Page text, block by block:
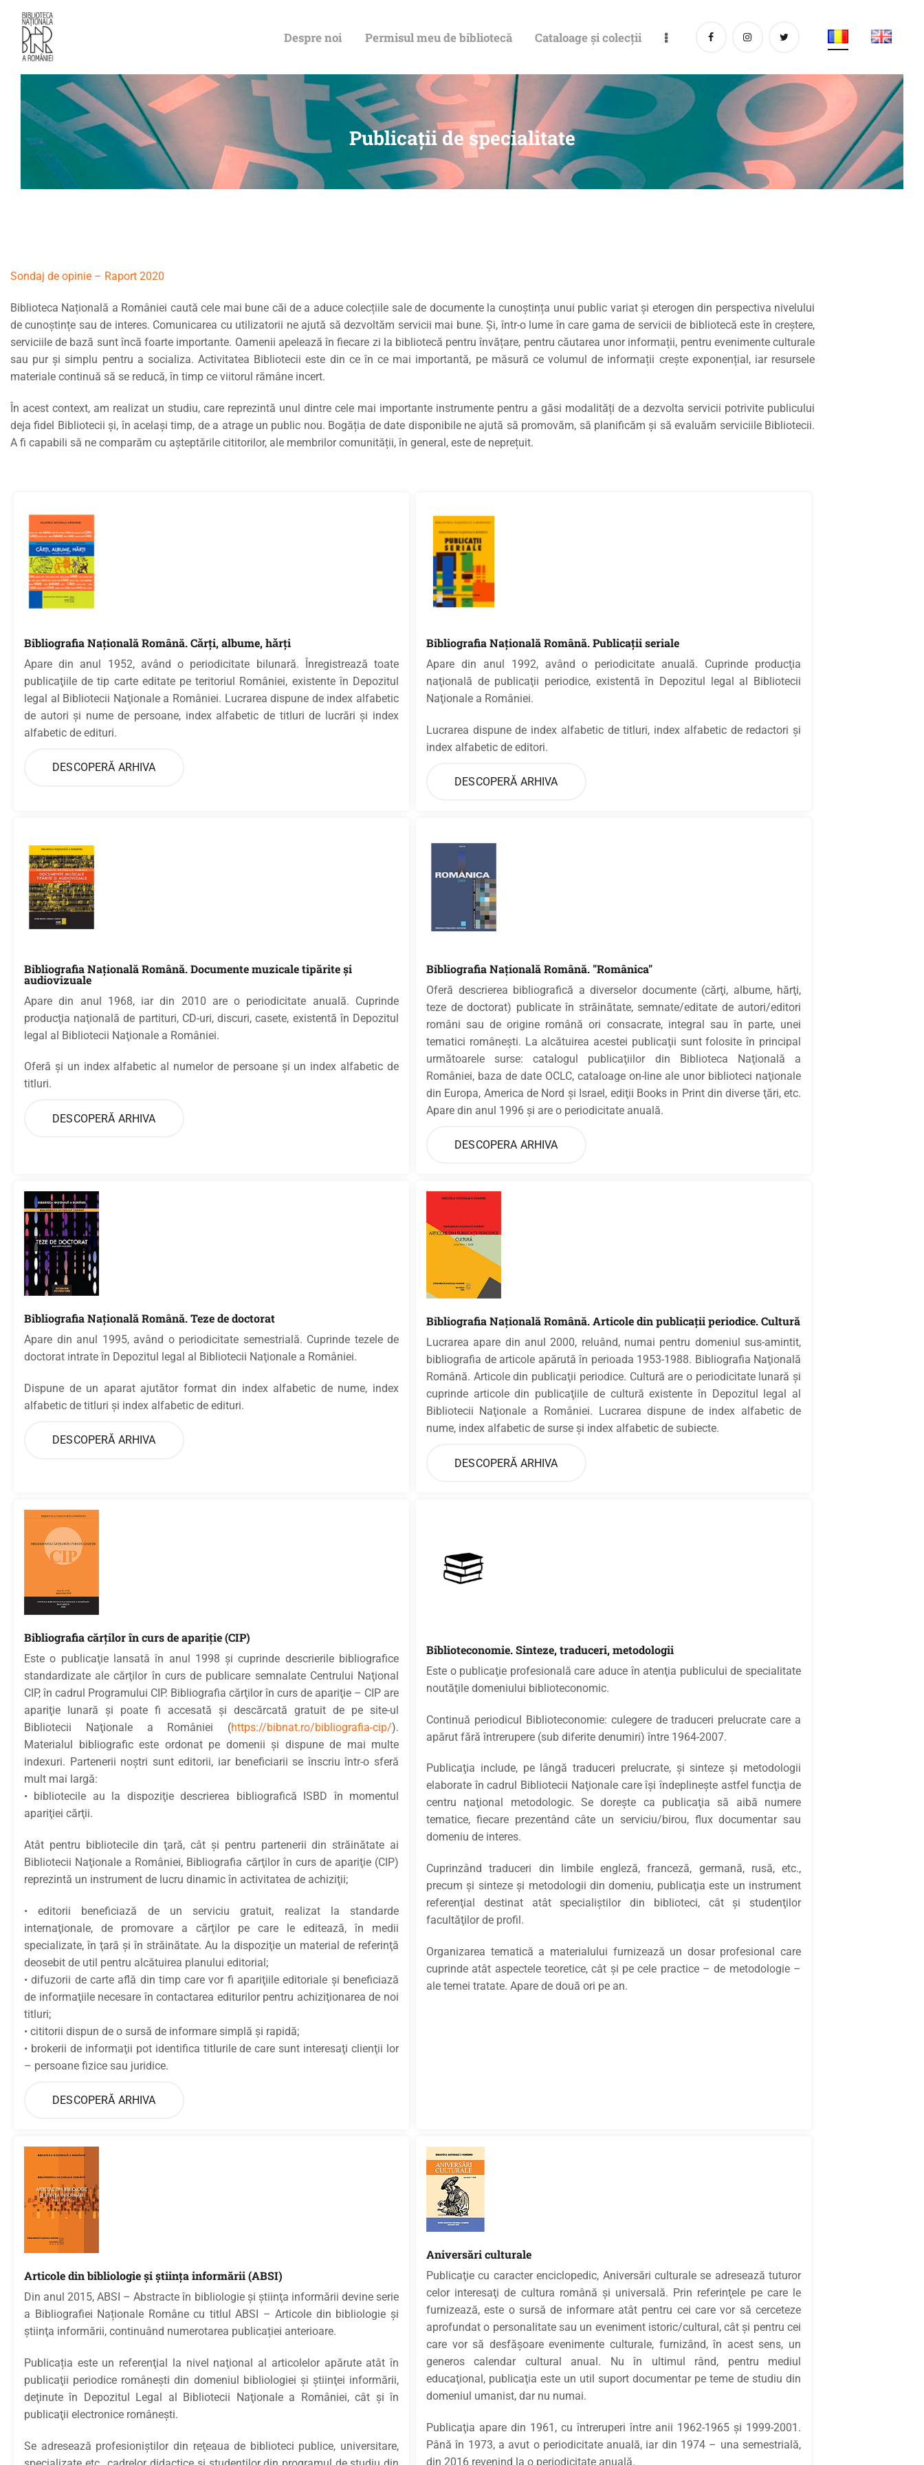
Despre noi Permisul meu de bibliotecă Cataloage și colecții
Publicaţii de specialitate
DE BIBLIOTECĂ
CATALOAGE ȘI
COLECȚII
CULTURALE
SPAȚII
Sondaj de opinie – Raport 2020
Biblioteca Națională a României caută cele mai bune căi de a aduce colecțiile sale de documente la cunoștința unui public variat și eterogen din perspectiva nivelului
de cunoștințe sau de interes. Comunicarea cu utilizatorii ne ajută să dezvoltăm servicii mai bune. Și, într-o lume în care gama de servicii de bibliotecă este în creștere,
serviciile de bază sunt încă foarte importante. Oamenii apelează în fiecare zi la bibliotecă pentru învățare, pentru căutarea unor informații, pentru evenimente culturale
sau pur și simplu pentru a socializa. Activitatea Bibliotecii este din ce în ce mai importantă, pe măsură ce volumul de informații crește exponențial, iar resursele
materiale continuă să se reducă, în timp ce viitorul rămâne incert.
În acest context, am realizat un studiu, care reprezintă unul dintre cele mai importante instrumente pentru a găsi modalități de a dezvolta servicii potrivite publicului
deja fidel Bibliotecii și, în același timp, de a atrage un public nou. Bogăția de date disponibile ne ajută să promovăm, să planificăm și să evaluăm serviciile Bibliotecii.
A fi capabili să ne comparăm cu așteptările cititorilor, ale membrilor comunității, în general, este de neprețuit.
Bibliografia Naţională Română. Cǎrţi, albume, hǎrţi
Apare din anul 1952, având o periodicitate bilunară. Înregistrează toate
publicaţiile de tip carte editate pe teritoriul României, existente în Depozitul
legal al Bibliotecii Naţionale a României. Lucrarea dispune de index alfabetic
de autori şi nume de persoane, index alfabetic de titluri de lucrări şi index
alfabetic de edituri.
DESCOPERĂ ARHIVA
Bibliografia Naţională Română. Publicaţii seriale
Apare din anul 1992, având o periodicitate anuală. Cuprinde producţia
naţională de publicaţii periodice, existentă în Depozitul legal al Bibliotecii
Naţionale a României.
Lucrarea dispune de index alfabetic de titluri, index alfabetic de redactori şi
index alfabetic de editori.
DESCOPERĂ ARHIVA
Bibliografia Naţională Română. Documente muzicale tipărite şi
audiovizuale
Apare din anul 1968, iar din 2010 are o periodicitate anuală. Cuprinde
producţia naţională de partituri, CD-uri, discuri, casete, existentă în Depozitul
legal al Bibliotecii Naţionale a României.
Oferă şi un index alfabetic al numelor de persoane şi un index alfabetic de
titluri.
DESCOPERĂ ARHIVA
Bibliografia Naţională Română. "Românica"
Oferă descrierea bibliografică a diverselor documente (cărţi, albume, hărţi,
teze de doctorat) publicate în străinătate, semnate/editate de autori/editori
români sau de origine română ori consacrate, integral sau în parte, unei
tematici româneşti. La alcătuirea acestei publicaţii sunt folosite în principal
următoarele surse: catalogul publicaţiilor din Biblioteca Naţională a
României, baza de date OCLC, cataloage on-line ale unor biblioteci naţionale
din Europa, America de Nord şi Israel, ediţii Books in Print din diverse ţări, etc.
Apare din anul 1996 şi are o periodicitate anuală.
DESCOPERA ARHIVA
Bibliografia Naţională Română. Teze de doctorat
Apare din anul 1995, având o periodicitate semestrială. Cuprinde tezele de
doctorat intrate în Depozitul legal al Bibliotecii Naţionale a României.
Dispune de un aparat ajutător format din index alfabetic de nume, index
alfabetic de titluri şi index alfabetic de edituri.
DESCOPERĂ ARHIVA
Bibliografia Naţională Română. Articole din publicaţii periodice. Cultură
Lucrarea apare din anul 2000, reluând, numai pentru domeniul sus-amintit,
bibliografia de articole apărută în perioada 1953-1988. Bibliografia Naţională
Română. Articole din publicaţii periodice. Cultură are o periodicitate lunară şi
cuprinde articole din publicaţiile de cultură existente în Depozitul legal al
Bibliotecii Naţionale a României. Lucrarea dispune de index alfabetic de
nume, index alfabetic de surse şi index alfabetic de subiecte.
DESCOPERĂ ARHIVA
Bibliografia cărţilor în curs de apariţie (CIP)
Este o publicaţie lansată în anul 1998 şi cuprinde descrierile bibliografice
standardizate ale cărţilor în curs de publicare semnalate Centrului Naţional
CIP, în cadrul Programului CIP. Bibliografia cărţilor în curs de apariţie – CIP are
apariţie lunară şi poate fi accesată şi descărcată gratuit de pe site-ul
Bibliotecii Naţionale a României (https://bibnat.ro/bibliografia-cip/).
Materialul bibliografic este ordonat pe domenii şi dispune de mai multe
indexuri. Partenerii noştri sunt editorii, iar beneficiarii se înscriu într-o sferă
mult mai largă:
• bibliotecile au la dispoziţie descrierea bibliografică ISBD în momentul
apariţiei cărţii.
Atât pentru bibliotecile din ţară, cât şi pentru partenerii din străinătate ai
Bibliotecii Naţionale a României, Bibliografia cărţilor în curs de apariţie (CIP)
reprezintă un instrument de lucru dinamic în activitatea de achiziţii;
• editorii beneficiază de un serviciu gratuit, realizat la standarde
internaţionale, de promovare a cărţilor pe care le editează, în medii
specializate, în ţară şi în străinătate. Au la dispoziţie un material de referinţă
deosebit de util pentru alcătuirea planului editorial;
• difuzorii de carte află din timp care vor fi apariţiile editoriale şi beneficiază
de informaţiile necesare în contactarea editurilor pentru achiziţionarea de noi
titluri;
• cititorii dispun de o sursă de informare simplă şi rapidă;
• brokerii de informaţii pot identifica titlurile de care sunt interesaţi clienţii lor
– persoane fizice sau juridice.
DESCOPERĂ ARHIVA
Biblioteconomie. Sinteze, traduceri, metodologii
Este o publicaţie profesională care aduce în atenţia publicului de specialitate
noutăţile domeniului biblioteconomic.
Continuă periodicul Biblioteconomie: culegere de traduceri prelucrate care a
apărut fără întrerupere (sub diferite denumiri) între 1964-2007.
Publicaţia include, pe lângă traduceri prelucrate, şi sinteze şi metodologii
elaborate în cadrul Bibliotecii Naţionale care îşi îndeplineşte astfel funcţia de
centru naţional metodologic. Se doreşte ca publicaţia să aibă numere
tematice, fiecare prezentând câte un serviciu/birou, flux documentar sau
domeniu de interes.
Cuprinzând traduceri din limbile engleză, franceză, germană, rusă, etc.,
precum şi sinteze şi metodologii din domeniu, publicaţia este un instrument
referenţial destinat atât specialiştilor din biblioteci, cât şi studenţilor
facultăţilor de profil.
Organizarea tematică a materialului furnizează un dosar profesional care
cuprinde atât aspectele teoretice, cât şi pe cele practice – de metodologie –
ale temei tratate. Apare de două ori pe an.
Articole din bibliologie și știinţa informării (ABSI)
Din anul 2015, ABSI – Abstracte în bibliologie şi ştiinţa informării devine serie
a Bibliografiei Naționale Române cu titlul ABSI – Articole din bibliologie şi
ştiinţa informării, continuând numerotarea publicației anterioare.
Publicația este un referenţial la nivel naţional al articolelor apărute atât în
publicaţii periodice româneşti din domeniul bibliologiei şi ştiinţei informării,
deţinute în Depozitul Legal al Bibliotecii Naţionale a României, cât şi în
publicaţii electronice româneşti.
Se adresează profesioniştilor din reţeaua de biblioteci publice, universitare,
Aniversări culturale
Publicaţie cu caracter enciclopedic, Aniversări culturale se adresează tuturor
celor interesaţi de cultura română şi universală. Prin referinţele pe care le
furnizează, este o sursă de informare atât pentru cei care vor să cerceteze
aprofundat o personalitate sau un eveniment istoric/cultural, cât şi pentru cei
care vor să desfăşoare evenimente culturale, furnizând, în acest sens, un
generos calendar cultural anual. Nu în ultimul rând, pentru mediul
educaţional, publicaţia este un util suport documentar pe teme de studiu din
domeniul umanist, dar nu numai.
Publicaţia apare din 1961, cu întreruperi între anii 1962-1965 şi 1999-2001.
Până în 1973, a avut o periodicitate anuală, iar din 1974 – una semestrială,
din 2016 revenind la o periodicitate anuală.